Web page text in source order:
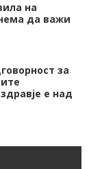
на
да важи
за
е над